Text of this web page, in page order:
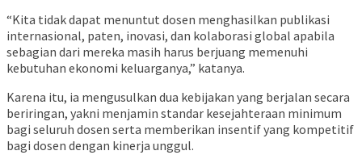
“Kita tidak dapat menuntut dosen menghasilkan publikasi
internasional, paten, inovasi, dan kolaborasi global apabila
sebagian dari mereka masih harus berjuang memenuhi
kebutuhan ekonomi keluarganya,” katanya.
Karena itu, ia mengusulkan dua kebijakan yang berjalan secara
beriringan, yakni menjamin standar kesejahteraan minimum
bagi seluruh dosen serta memberikan insentif yang kompetitif
bagi dosen dengan kinerja unggul.